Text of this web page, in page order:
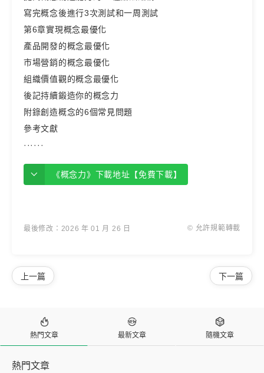
寫完概念後進行3次測試和一周測試
第6章實現概念最優化
產品開發的概念最優化
市場營銷的概念最優化
組織價值觀的概念最優化
後記持續鍛造你的概念力
附錄創造概念的6個常見問題
參考文獻
······
《概念力》下載地址【免費下載】
最後修改：2026 年 01 月 26 日 © 允許規範轉載
下一篇
上一篇

熱門文章

最新文章

隨機文章
熱門文章